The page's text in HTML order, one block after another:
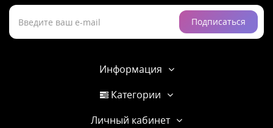
Подписаться
Информация
Категории
Личный кабинет